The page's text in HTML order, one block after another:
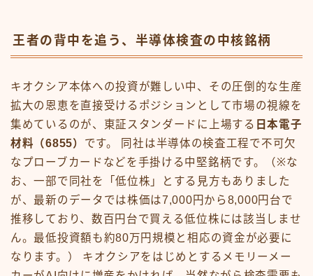
王者の背中を追う、半導体検査の中核銘柄
キオクシア本体への投資が難しい中、その圧倒的な生産
拡大の恩恵を直接受けるポジションとして市場の視線を
集めているのが、東証スタンダードに上場する 日本電子
材料（6855） です。 同社は半導体の検査工程で不可欠
なプローブカードなどを手掛ける中堅銘柄です。（※な
お、一部で同社を「低位株」とする見方もありました
が、最新のデータでは株価は7,000円から8,000円台で
推移しており、数百円台で買える低位株には該当しませ
ん。最低投資額も約80万円規模と相応の資金が必要に
なります。） キオクシアをはじめとするメモリーメー